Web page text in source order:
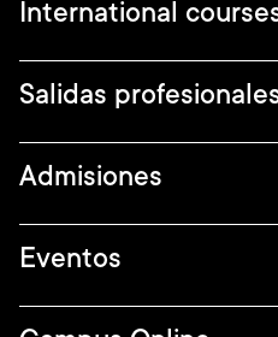
International
Salidas
Admisiones
Eventos